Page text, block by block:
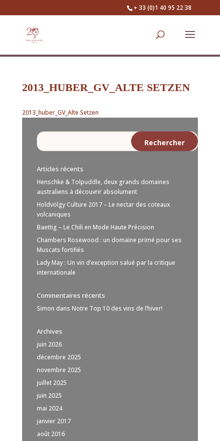
+ 33 (0)1 40 95 22 38
2013_HUBER_GV_ALTE SETZEN
2013_huber_GV_Alte Setzen
Articles récents
Henschke & Tolpuddle, deux grands domaines
australiens à découvrir absolument
Holdvölgy Culture 2017 – Le nectar des coteaux
volcaniques
Baettig – Le Chili en Mode Haute Précision
Chambers Rosewood : un domaine primé pour ses
Muscats fortifiés
Lady May : Un vin d’exception salué par la critique
internationale
Commentaires récents
Simon dans Notre Top 10 des vins de l’hiver!
Archives
juin 2026
décembre 2025
novembre 2025
juillet 2025
juin 2025
mai 2024
janvier 2017
août 2016